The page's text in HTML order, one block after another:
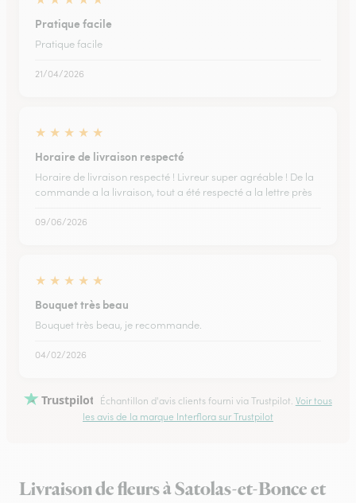
Pratique facile
Pratique facile
21/04/2026
★ ★ ★ ★ ★
Horaire de livraison respecté
Horaire de livraison respecté ! Livreur super agréable ! De la
commande a la livraison, tout a été respecté a la lettre près
09/06/2026
★ ★ ★ ★ ★
Bouquet très beau
Bouquet très beau, je recommande.
04/02/2026
Trustpilot Échantillon d'avis clients fourni via Trustpilot. Voir tous
les avis de la marque Interflora sur Trustpilot
Livraison de fleurs à Satolas-et-Bonce et